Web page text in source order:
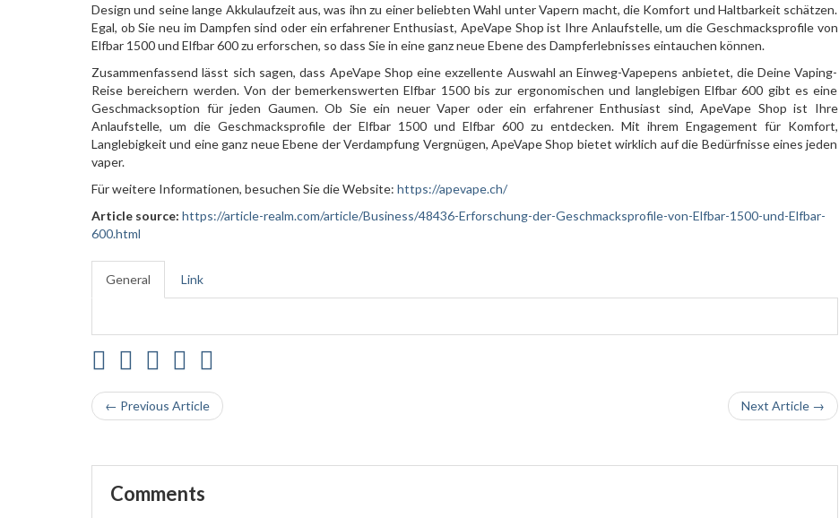
Design und seine lange Akkulaufzeit aus, was ihn zu einer beliebten Wahl unter Vapern macht, die Komfort und Haltbarkeit schätzen.
Egal, ob Sie neu im Dampfen sind oder ein erfahrener Enthusiast, ApeVape Shop ist Ihre Anlaufstelle, um die Geschmacksprofile von
Elfbar 1500 und Elfbar 600 zu erforschen, so dass Sie in eine ganz neue Ebene des Dampferlebnisses eintauchen können.
Zusammenfassend lässt sich sagen, dass ApeVape Shop eine exzellente Auswahl an Einweg-Vapepens anbietet, die Deine Vaping-
Reise bereichern werden. Von der bemerkenswerten Elfbar 1500 bis zur ergonomischen und langlebigen Elfbar 600 gibt es eine
Geschmacksoption für jeden Gaumen. Ob Sie ein neuer Vaper oder ein erfahrener Enthusiast sind, ApeVape Shop ist Ihre
Anlaufstelle, um die Geschmacksprofile der Elfbar 1500 und Elfbar 600 zu entdecken. Mit ihrem Engagement für Komfort,
Langlebigkeit und eine ganz neue Ebene der Verdampfung Vergnügen, ApeVape Shop bietet wirklich auf die Bedürfnisse eines jeden
vaper.
Für weitere Informationen, besuchen Sie die Website: https://apevape.ch/
Article source: https://article-realm.com/article/Business/48436-Erforschung-der-Geschmacksprofile-von-Elfbar-1500-und-Elfbar-
600.html
General Link
← Previous Article Next Article →
Comments